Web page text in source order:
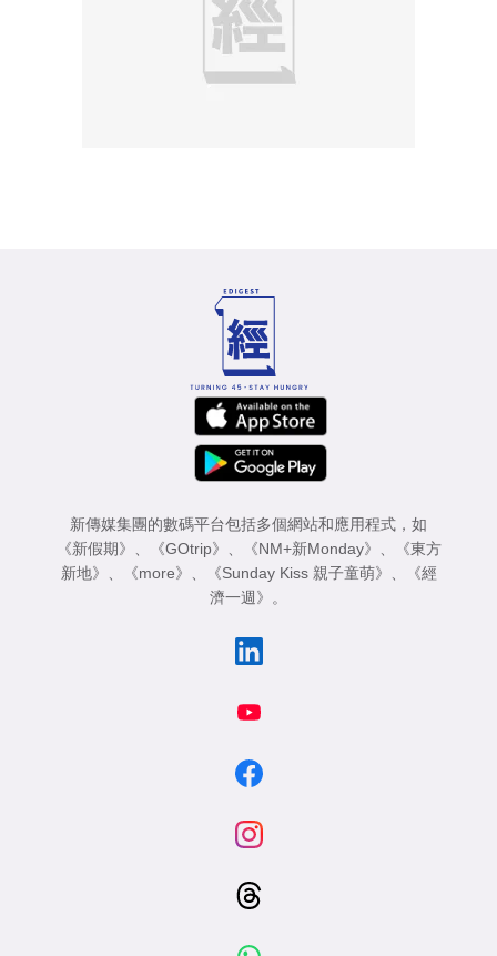
新傳媒集團的數碼平台包括多個網站和應用程式，如
《新假期》
《GOtrip》 《NM+新Monday》
《東方
新地》
《more》 《Sunday Kiss 親子童萌》
《經
濟一週》
。